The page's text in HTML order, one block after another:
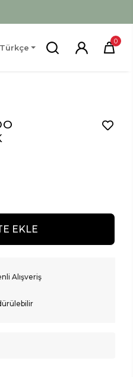
Türkçe
0
EKLE
Alışveriş